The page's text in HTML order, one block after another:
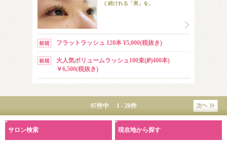
く続けれる「美」を。
フラットラッシュ 120本 ¥5,000(税抜き)
大人気ボリュームラッシュ100束(約400本)
￥6,500(税抜き)
97件中 1 - 20件
サロン検索 現在地から探す